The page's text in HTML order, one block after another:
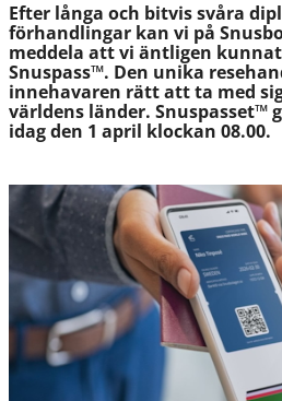
Efter långa och bitvis svåra
förhandlingar kan vi på
meddela att vi äntligen
Snuspass™. Den unika
innehavaren rätt att ta med
världens länder. Snuspasset™
idag den 1 april klockan 08.00.